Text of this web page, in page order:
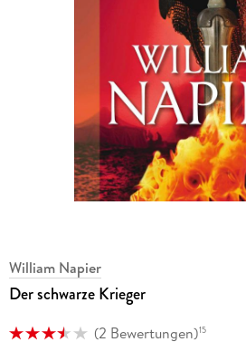
William Napier
Der schwarze Krieger
(2 Bewertungen)15